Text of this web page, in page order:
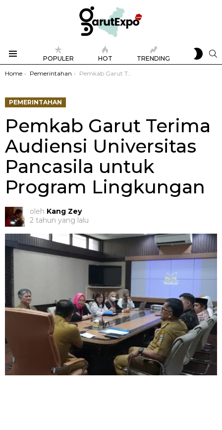
POPULER HOT TRENDING
SKIN
You are here:
Home Pemerintahan Pemkab Garut Terima Audiensi Universitas Pancasila untuk Program Lingkungan
PEMERINTAHAN
Pemkab Garut Terima
Audiensi Universitas
Pancasila untuk
Program Lingkungan
oleh Kang Zey
2 tahun yang lalu